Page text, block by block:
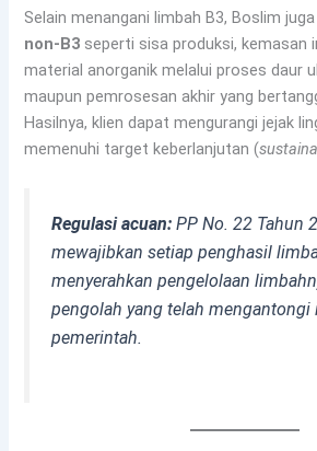
Selain menangani limbah B3, Boslim
non-B3 seperti sisa produksi, kemasan
material anorganik melalui proses daur
maupun pemrosesan akhir yang
Hasilnya, klien dapat mengurangi jejak
memenuhi target keberlanjutan (
Regulasi acuan: PP No. 22 Tahun
mewajibkan setiap penghasil
menyerahkan pengelolaan
pengolah yang telah mengantongi
pemerintah.